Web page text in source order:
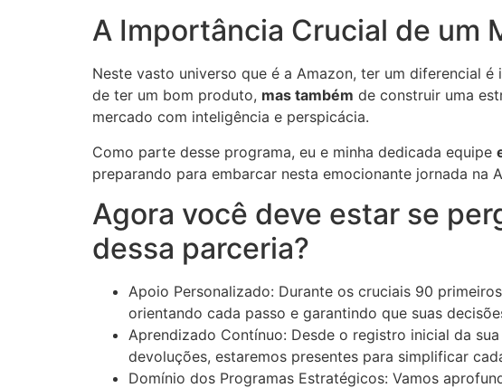
A Importância Crucial de um
Neste vasto universo que é a Amazon, ter um diferencial
de ter um bom produto, mas também de construir uma
mercado com inteligência e perspicácia.
Como parte desse programa, eu e minha dedicada equipe
preparando para embarcar nesta emocionante jornada na
Agora você deve estar se
dessa parceria?
Apoio Personalizado: Durante os cruciais 90
orientando cada passo e garantindo que suas
Aprendizado Contínuo: Desde o registro inicial da
devoluções, estaremos presentes para simplificar
Domínio dos Programas Estratégicos: Vamos